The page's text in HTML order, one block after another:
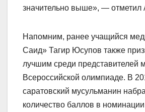
значительно выше», — отметил
Напомним, ранее учащийся
Саид» Тагир Юсупов также
лучшим среди представителей
Всероссийской олимпиаде. В
саратовский мусульманин
количество баллов в